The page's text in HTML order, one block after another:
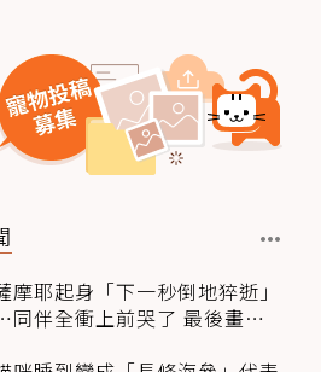
摩耶起身「下一秒倒地猝逝」
同伴全衝上前哭了 最後畫面